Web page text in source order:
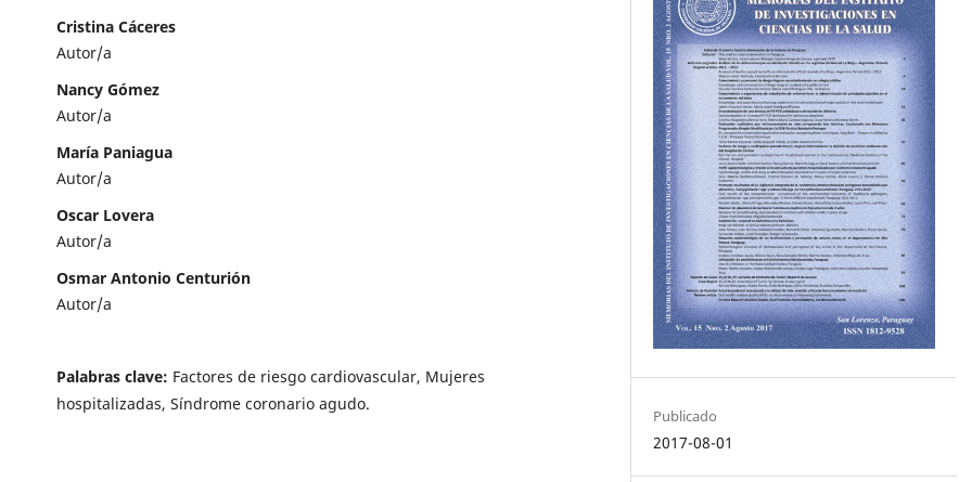
Cristina Cáceres
Autor/a
Nancy Gómez
Autor/a
María Paniagua
Autor/a
Oscar Lovera
Autor/a
Osmar Antonio Centurión
Autor/a
Palabras clave: Factores de riesgo cardiovascular, Mujeres
hospitalizadas, Síndrome coronario agudo.
Publicado
2017-08-01